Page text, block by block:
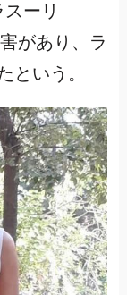
ーリ
があり、ラ
という。